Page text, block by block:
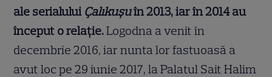
ale serialului Çalıkuşuîn 2013, iar în 2014 au
început o relație.Logodna a venit în
decembrie 2016, iar nunta lor fastuoasă a
avut loc pe 29 iunie 2017, la Palatul Sait Halim